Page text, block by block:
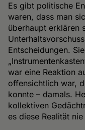
Es gibt politische
waren, dass man
überhaupt erklären
Entscheidungen.
war eine Reaktion
offensichtlich war,
konnte – damals.
kollektiven
es diese Realität